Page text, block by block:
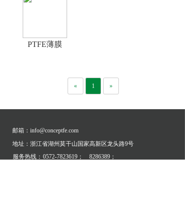
PTFE薄膜
« 1 »
邮箱：info@conceptfe.com
地址：浙江省湖州莫干山国家高新区龙头路9号
服务热线： 0572-7823619；
8286389；